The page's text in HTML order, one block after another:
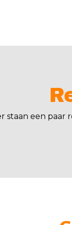
staan een paar